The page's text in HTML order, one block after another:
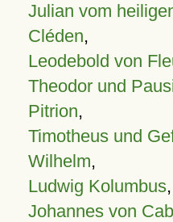
Julian vom
Cléden,
Leodebold von
Theodor und
Pitrion,
Timotheus und
Wilhelm,
Ludwig Kolumbus,
Johannes von